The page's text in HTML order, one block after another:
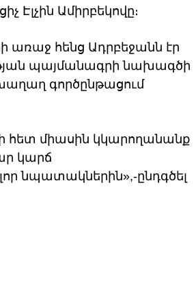
Էլչին Ամիրբեկովը։
առաջ հենց Ադրբեջանն էր
պայմանագրի նախագծի
գործընթացում
հետ միասին կկարողանանք
կարճ
նպատակներին»,-ընդգծել